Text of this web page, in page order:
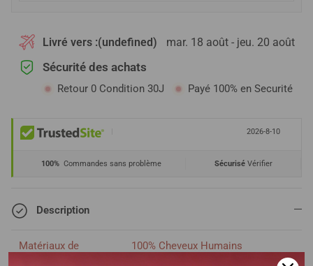
Livré vers :(undefined) mar. 18 août - jeu. 20 août
Sécurité des achats
Retour 0 Condition 30J Payé 100% en Securité
2026-8-10
100% Commandes sans problème SécuriséVérifier
Description
Matériaux de
100% Cheveux Humains